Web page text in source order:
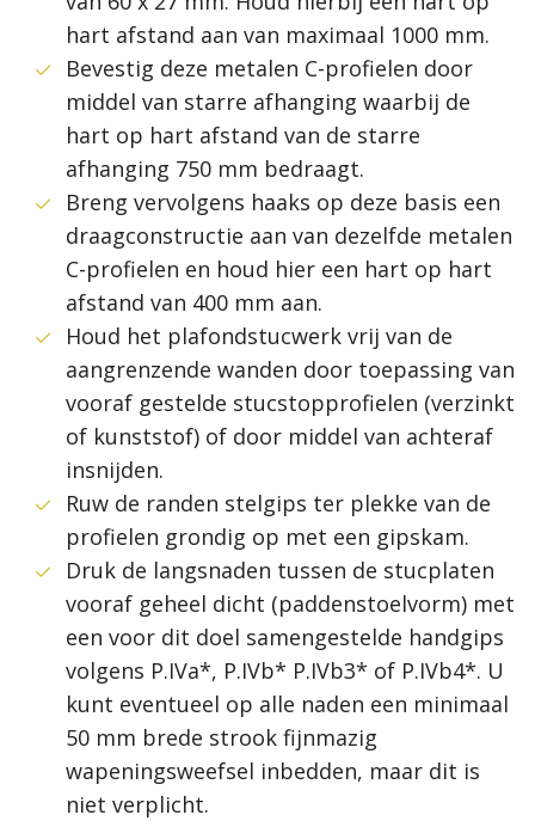
hart afstand aan van maximaal 1000 mm.
Bevestig deze metalen C-profielen door
middel van starre afhanging waarbij de
hart op hart afstand van de starre
afhanging 750 mm bedraagt.
Breng vervolgens haaks op deze basis een
draagconstructie aan van dezelfde metalen
C-profielen en houd hier een hart op hart
afstand van 400 mm aan.
Houd het plafondstucwerk vrij van de
aangrenzende wanden door toepassing van
vooraf gestelde stucstopprofielen (verzinkt
of kunststof) of door middel van achteraf
insnijden.
Ruw de randen stelgips ter plekke van de
profielen grondig op met een gipskam.
Druk de langsnaden tussen de stucplaten
vooraf geheel dicht (paddenstoelvorm) met
een voor dit doel samengestelde handgips
volgens P.IVa*, P.IVb* P.IVb3* of P.IVb4*. U
kunt eventueel op alle naden een minimaal
50 mm brede strook fijnmazig
wapeningsweefsel inbedden, maar dit is
niet verplicht.